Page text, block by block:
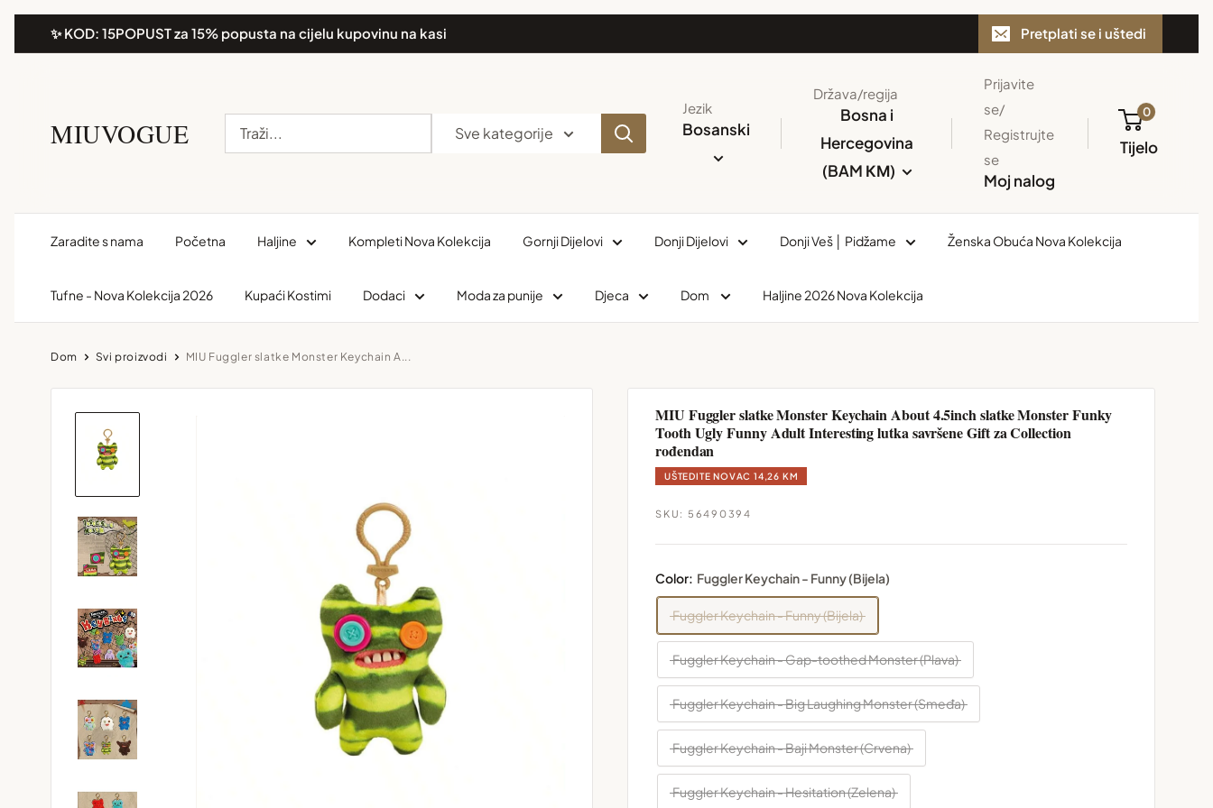
Preskoči
na
✨ KOD: 15POPUST za 15% popusta na cijelu kupovinu na kasi Pretplati se i uštedi
MIUVOGUE Sve kategorije
Jezik
Bosanski
Država/regija
Bosna i
Hercegovina
(BAM КМ)
Prijavite
se/
Registrujte
se
Moj nalog
0
Tijelo
Zaradite s nama Početna Haljine Kompleti Nova Kolekcija Gornji Dijelovi Donji Dijelovi Donji Veš │ Pidžame Ženska Obuća Nova Kolekcija
Tufne - Nova Kolekcija 2026 Kupaći Kostimi Dodaci Moda za punije Djeca Dom Haljine 2026 Nova Kolekcija
Dom Svi proizvodi MIU Fuggler slatke Monster Keychain A...
MIU Fuggler slatke Monster Keychain About 4.5inch slatke Monster Funky
Tooth Ugly Funny Adult Interesting lutka savršene Gift za Collection
rođendan
UŠTEDITE NOVAC14,26 KM
SKU: 56490394
Color: Fuggler Keychain - Funny (Bijela)
Fuggler Keychain - Funny (Bijela)
Fuggler Keychain - Gap-toothed Monster (Plava)
Fuggler Keychain - Big Laughing Monster (Smeđa)
Fuggler Keychain - Baji Monster (Crvena)
Fuggler Keychain - Hesitation (Zelena)